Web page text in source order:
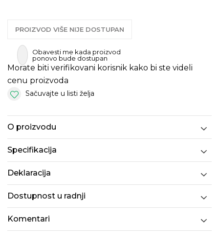
PROIZVOD VIŠE NIJE DOSTUPAN
Obavesti me kada proizvod
ponovo bude dostupan
Morate biti verifikovani korisnik kako bi ste videli
cenu proizvoda
Sačuvajte u listi želja
O proizvodu
Specifikacija
Deklaracija
Dostupnost u radnji
Komentari